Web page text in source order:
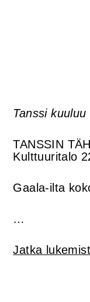
Tanssi
TANSSIN
Kulttuuritalo
Gaala-ilta
…
Jatka